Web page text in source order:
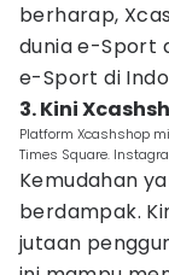
berharap,
dunia e-Sport
e-Sport di
3. Kini
Platform Xcashshop
Times Square.
Kemudahan
berdampak.
jutaan